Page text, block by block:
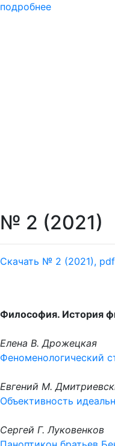
подробнее
№ 2 (2021)
Скачать № 2 (2021), pdf
Философия. История
Елена В. Дрожецкая
Феноменологический
Евгений М.
Объективность
Сергей Г. Луковенков